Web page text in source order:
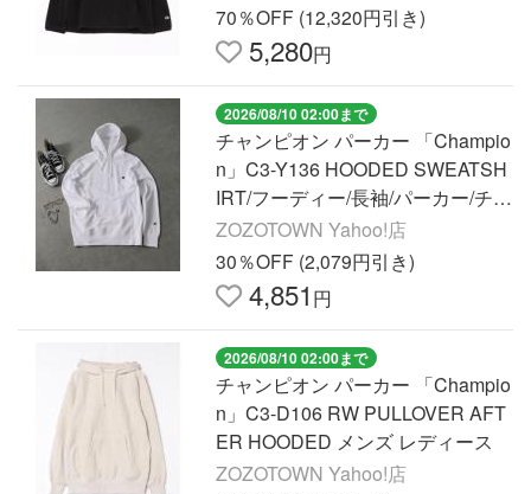
70％OFF (12,320円引き)
5,280円
2026/08/10 02:00まで
チャンピオン パーカー 「Champio
n」C3-Y136 HOODED SWEATSH
IRT/フーディー/長袖/パーカー/チャ
ンピオン メンズ レディース
ZOZOTOWN Yahoo!店
30％OFF (2,079円引き)
4,851 円
2026/08/10 02:00まで
チャンピオン パーカー 「Champio
n」C3-D106 RW PULLOVER AFT
ER HOODED メンズ レディース
ZOZOTOWN Yahoo!店